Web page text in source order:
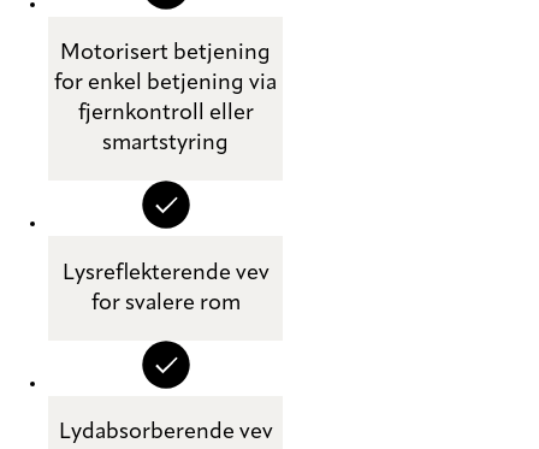
Motorisert betjening
for enkel betjening via
fjernkontroll eller
smartstyring
Lysreflekterende vev
for svalere rom
Lydabsorberende vev